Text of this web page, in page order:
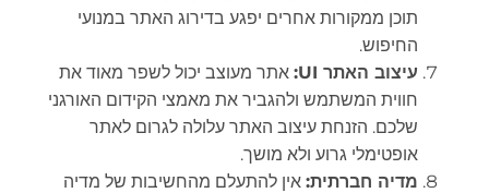
תוכן ממקורות אחרים יפגע בדירוג האתר במנועי
החיפוש.
עיצוב האתר UI:
אתר מעוצב יכול לשפר מאוד את
חווית המשתמש ולהגביר את מאמצי הקידום האורגני
שלכם. הזנחת עיצוב האתר עלולה לגרום לאתר
אופטימלי גרוע ולא מושך.
מדיה חברתית: אין להתעלם מהחשיבות של מדיה